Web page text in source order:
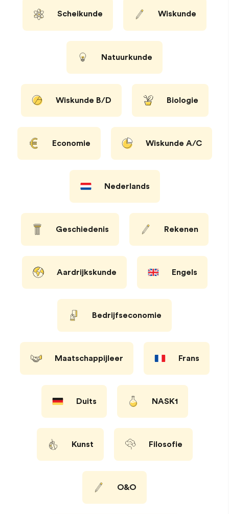
Scheikunde Wiskunde
Natuurkunde
Wiskunde B/D Biologie
Economie Wiskunde A/C
Nederlands
Geschiedenis Rekenen
Aardrijkskunde Engels
Bedrijfseconomie
Maatschappijleer Frans
Duits NASK1
Kunst Filosofie
O&O